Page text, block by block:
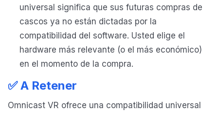
universal significa que sus futuras compras de
cascos ya no están dictadas por la
compatibilidad del software. Usted elige el
hardware más relevante (o el más económico)
en el momento de la compra.
✅ A Retener
Omnicast VR ofrece una compatibilidad universal